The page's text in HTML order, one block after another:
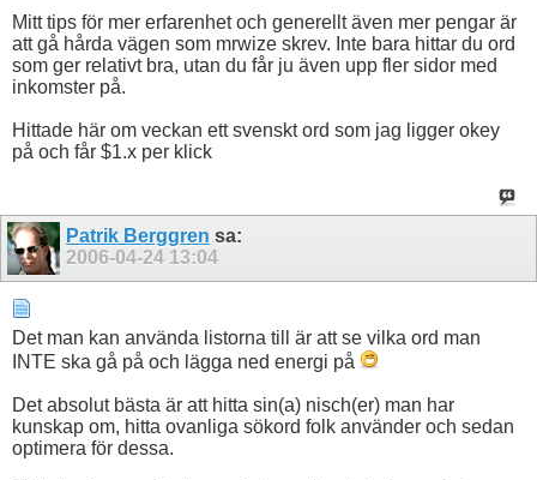
Mitt tips för mer erfarenhet och generellt även mer pengar är
att gå hårda vägen som mrwize skrev. Inte bara hittar du ord
som ger relativt bra, utan du får ju även upp fler sidor med
inkomster på.
Hittade här om veckan ett svenskt ord som jag ligger okey
på och får $1.x per klick
Patrik Berggren sa:
2006-04-24 13:04
Det man kan använda listorna till är att se vilka ord man
INTE ska gå på och lägga ned energi på
Det absolut bästa är att hitta sin(a) nisch(er) man har
kunskap om, hitta ovanliga sökord folk använder och sedan
optimera för dessa.